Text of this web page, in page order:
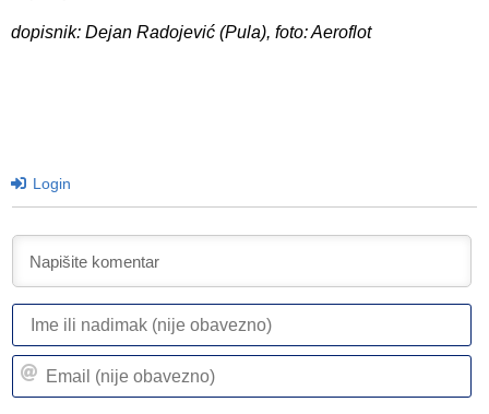
dopisnik: Dejan Radojević (Pula), foto: Aeroflot
Login